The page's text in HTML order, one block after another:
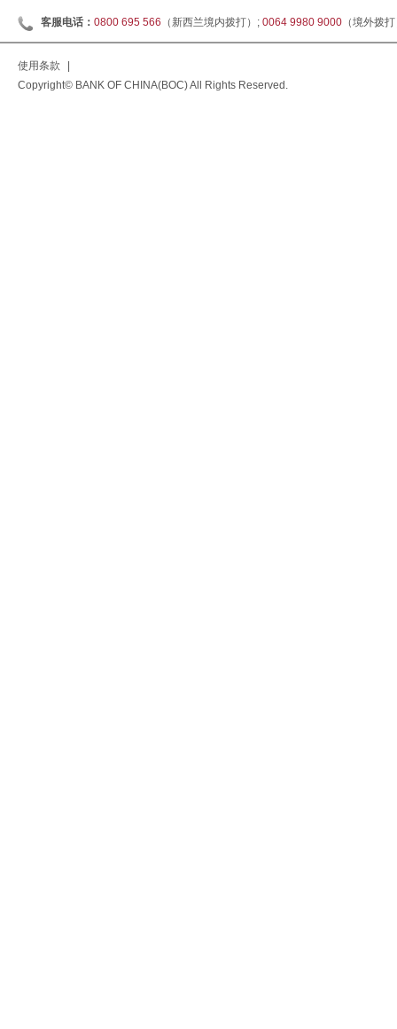
客服电话： 0800 695 566 （新西兰境内拨打）; 0064 9980 9000 （境外拨
使用条款
Copyright© BANK OF CHINA(BOC) All Rights Reserved.